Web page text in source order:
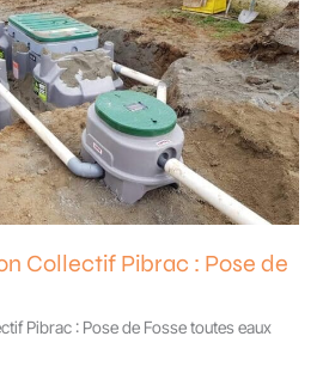
Collectif Pibrac : Pose de
Pibrac : Pose de Fosse toutes eaux